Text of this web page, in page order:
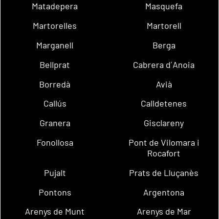
Matadepera
Masquefa
Martorelles
Martorell
Marganell
Berga
Bellprat
Cabrera d´Anoia
Borredà
Avià
Callús
Calldetenes
Granera
Gisclareny
Fonollosa
Pont de Vilomara i
Rocafort
Pujalt
Prats de Lluçanès
Pontons
Argentona
Arenys de Munt
Arenys de Mar